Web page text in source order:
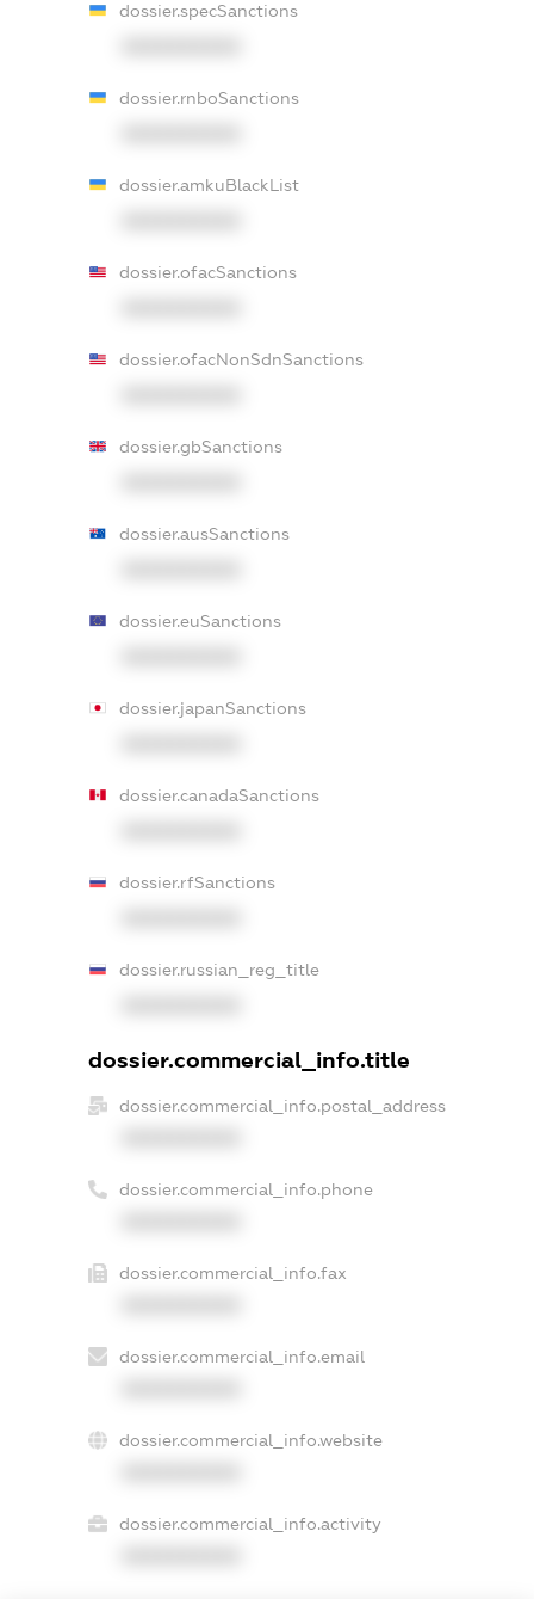
dossier.specSanctions
dossier.rnboSanctions
dossier.amkuBlackList
dossier.ofacSanctions
dossier.ofacNonSdnSanctions
dossier.gbSanctions
dossier.ausSanctions
dossier.euSanctions
dossier.japanSanctions
dossier.canadaSanctions
dossier.rfSanctions
dossier.russian_reg_title
dossier.commercial_info.title
dossier.commercial_info.postal_address
dossier.commercial_info.phone
dossier.commercial_info.fax
dossier.commercial_info.email
dossier.commercial_info.website
dossier.commercial_info.activity